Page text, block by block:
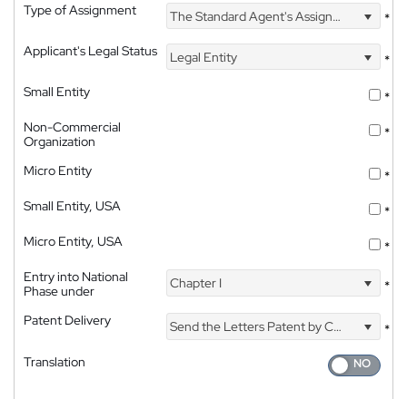
Type of Assignment The Standard Agent's Assignment
*
Applicant's Legal Status
Legal Entity
*
Small Entity
*
Non-Commercial
Organization
*
Micro Entity
*
Small Entity, USA
*
Micro Entity, USA
*
Entry into National
Phase under
Chapter I *
Patent Delivery Send the Letters Patent by Courier
*
Translation